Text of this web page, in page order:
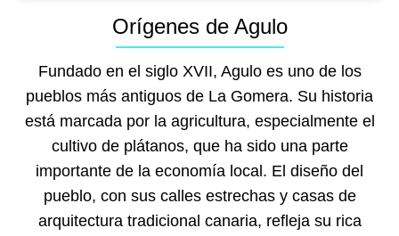
Orígenes de Agulo
Fundado en el siglo XVII, Agulo es uno de los
pueblos más antiguos de La Gomera. Su historia
está marcada por la agricultura, especialmente el
cultivo de plátanos, que ha sido una parte
importante de la economía local. El diseño del
pueblo, con sus calles estrechas y casas de
arquitectura tradicional canaria, refleja su rica